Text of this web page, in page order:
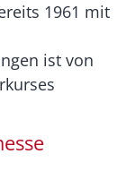
1961 mit
ist von